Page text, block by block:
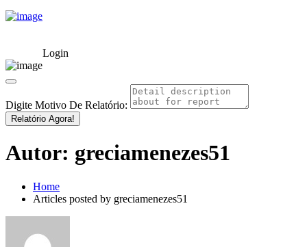
Login
Digite Motivo De Relatório:
Relatório Agora!
Autor: greciamenezes51
Home
Articles posted by greciamenezes51